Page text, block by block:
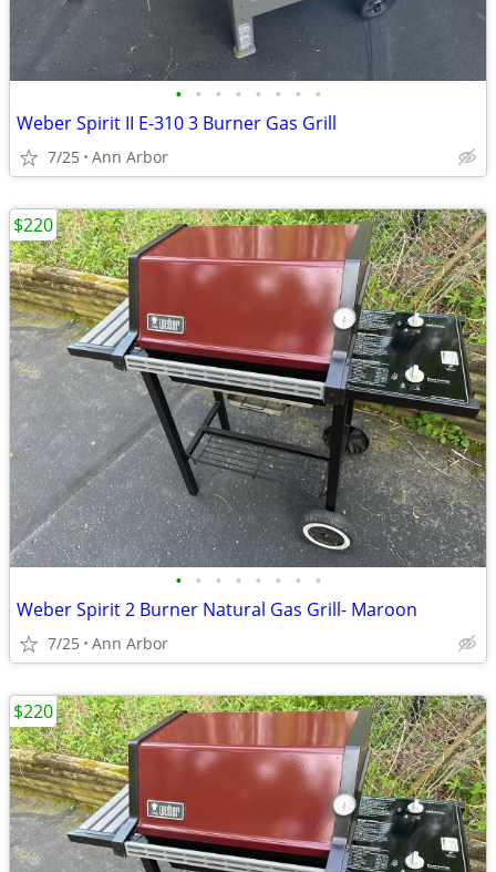
• • • • • • • •
Weber Spirit II E-310 3 Burner Gas Grill
7/25 Ann Arbor
• • • • • • • •
Weber Spirit 2 Burner Natural Gas Grill- Maroon
7/25 Ann Arbor
$220
$220